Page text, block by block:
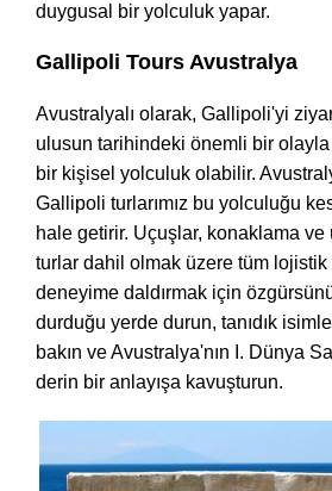
duygusal bir yolculuk yapar.
Gallipoli Tours Avustralya
Avustralyalı olarak, Gallipoli'yi
ulusun tarihindeki önemli bir
bir kişisel yolculuk olabilir.
Gallipoli turlarımız bu yolculuğu
hale getirir. Uçuşlar, konaklama
turlar dahil olmak üzere tüm
deneyime daldırmak için
durduğu yerde durun, tanıdık
bakın ve Avustralya'nın I. Dünya
derin bir anlayışa kavuşturun.